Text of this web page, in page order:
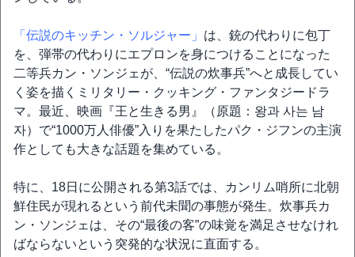
「伝説のキッチン・ソルジャー」 は、銃の代わりに包丁
を、弾帯の代わりにエプロンを身につけることになった
二等兵カン・ソンジェが、“伝説の炊事兵”へと成長してい
く姿を描くミリタリー・クッキング・ファンタジードラ
マ。最近、映画『王と生きる男』（原題：왕과 사는 남
자）で“1000万人俳優”入りを果たしたパク・ジフンの主演
作としても大きな話題を集めている。
特に、18日に公開される第3話では、カンリム哨所に北朝
鮮住民が現れるという前代未聞の事態が発生。炊事兵カ
ン・ソンジェは、その“最後の客”の味覚を満足させなけれ
ばならないという突発的な状況に直面する。